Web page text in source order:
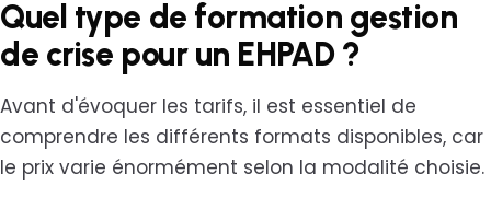
Quel type de formation gestion
de crise pour un EHPAD ?
Avant d'évoquer les tarifs, il est essentiel de
comprendre les différents formats disponibles, car
le prix varie énormément selon la modalité choisie.